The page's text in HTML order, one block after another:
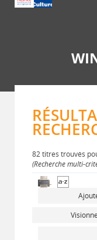
82 titres trouvés
(Recherche multi-